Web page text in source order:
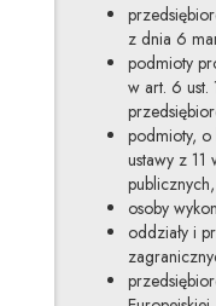
z dnia 6
podmioty
w art. 6
podmioty, o
ustawy z
publicznych,
osoby
oddziały i